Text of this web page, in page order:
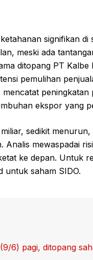
signifikan di
meski ada
ditopang PT
pemulihan
ekspor yang
sedikit
mewaspadai
ke depan. Untuk
untuk saham SIDO.
6) pagi, ditopang